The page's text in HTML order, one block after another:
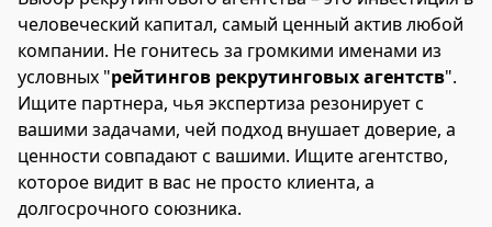
человеческий капитал, самый ценный актив любой
компании. Не гонитесь за громкими именами из
условных "рейтингов рекрутинговых агентств".
Ищите партнера, чья экспертиза резонирует с
вашими задачами, чей подход внушает доверие, а
ценности совпадают с вашими. Ищите агентство,
которое видит в вас не просто клиента, а
долгосрочного союзника.